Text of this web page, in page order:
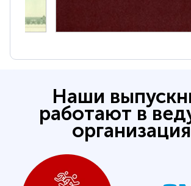
Наши
работают в